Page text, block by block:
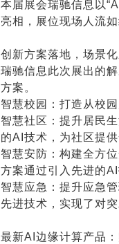
本届展会瑞驰信息以
亮相，展位现场人流
创新方案落地，场景
瑞驰信息此次展出的
方案。
智慧校园：打造从校
智慧社区：提升居民
的AI技术，为社区提
智慧安防：构建全方
方案通过引入先进的
智慧应急：提升应急
先进技术，实现了对
最新AI边缘计算产品